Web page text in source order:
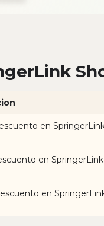
en
en SpringerLink
en